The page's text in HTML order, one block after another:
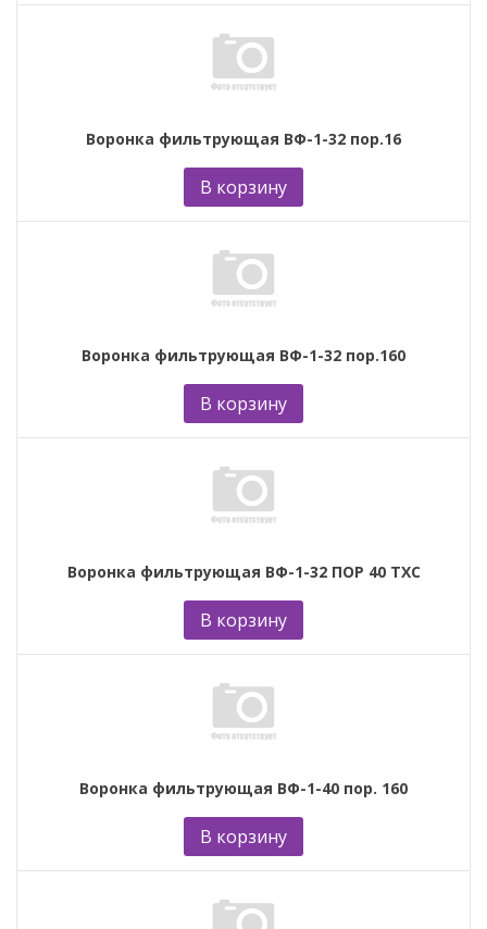
Воронка фильтрующая ВФ-1-32 пор.16
В корзину
Воронка фильтрующая ВФ-1-32 пор.160
В корзину
Воронка фильтрующая ВФ-1-32 ПОР 40 ТХС
В корзину
Воронка фильтрующая ВФ-1-40 пор. 160
В корзину